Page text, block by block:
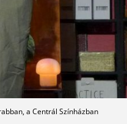
a Centrál Színházban